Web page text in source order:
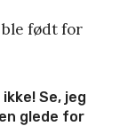
født for
Se, jeg
glede for